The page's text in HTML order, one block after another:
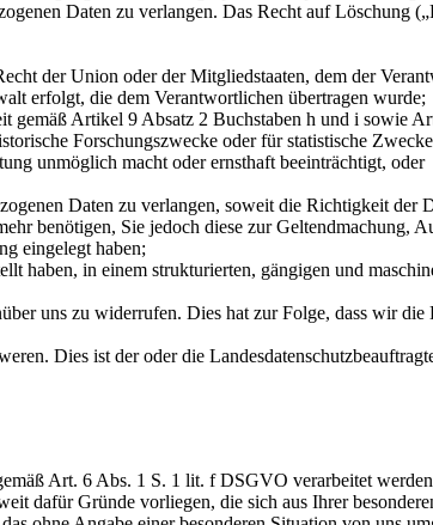
Daten zu verlangen. Das Recht auf Löschung
der Union oder der Mitgliedstaaten, dem der
erfolgt, die dem Verantwortlichen übertragen wurde;
gemäß Artikel 9 Absatz 2 Buchstaben h und i sowie
Forschungszwecke oder für statistische
unmöglich macht oder ernsthaft beeinträchtigt, oder
Daten zu verlangen, soweit die Richtigkeit der
benötigen, Sie jedoch diese zur Geltendmachung,
eingelegt haben;
haben, in einem strukturierten, gängigen und
uns zu widerrufen. Dies hat zur Folge, dass wir
Dies ist der oder die
Art. 6 Abs. 1 S. 1 lit. f DSGVO verarbeitet
dafür Gründe vorliegen, die sich aus Ihrer